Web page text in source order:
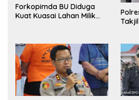
Forkopimda BU Diduga
Kuat Kuasai Lahan Milik
Takjil